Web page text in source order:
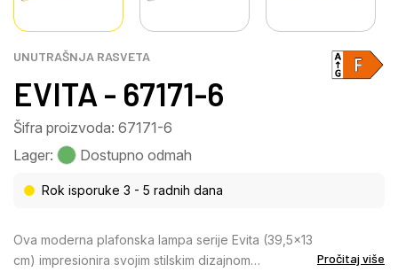
UNUTRAŠNJA RASVETA
EVITA - 67171-6
Šifra proizvoda: 67171-6
Lager:
Dostupno odmah
Rok isporuke 3 - 5 radnih dana
Ova moderna plafonska lampa serije Evita (39,5×13
cm) impresionira svojim stilskim dizajnom
Pročitaj više